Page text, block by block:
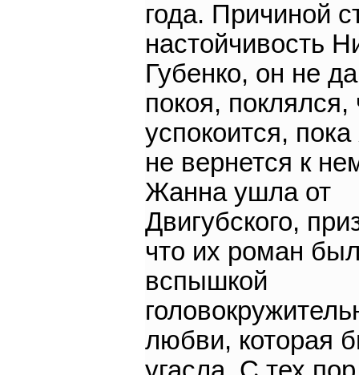
года. Причиной
настойчивость
Губенко, он не
покоя, поклялся,
успокоится,
не вернется к
Жанна ушла от
Двигубского,
что их роман
вспышкой
любви, которая